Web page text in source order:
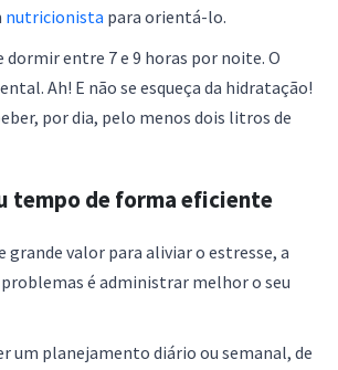
nutricionista para orientá-lo.
dormir entre 7 e 9 horas por noite. O
Ah! E não se esqueça da hidratação!
por dia, pelo menos dois litros de
tempo de forma eficiente
grande valor para aliviar o estresse, a
é administrar melhor o seu
um planejamento diário ou semanal, de